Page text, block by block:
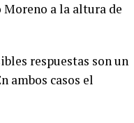
a la altura de
respuestas son un
ambos casos el